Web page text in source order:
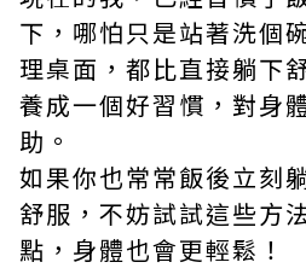
下，哪怕只是站著洗個
理桌面，都比直接躺下
養成一個好習慣，對身
助。
如果你也常常飯後立刻
舒服，不妨試試這些方
點，身體也會更輕鬆！